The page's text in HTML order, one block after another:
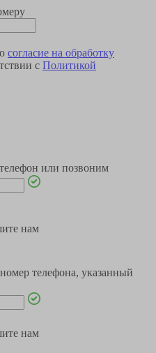
согласие на обработку
с Политикой
или позвоним
нам
телефона, указанный
нам